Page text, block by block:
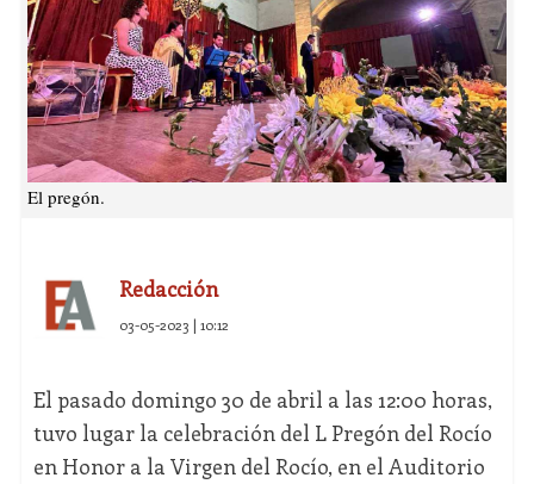
El pregón.
Redacción
03-05-2023 | 10:12
El pasado domingo 30 de abril a las 12:00 horas,
tuvo lugar la celebración del L Pregón del Rocío
en Honor a la Virgen del Rocío, en el Auditorio